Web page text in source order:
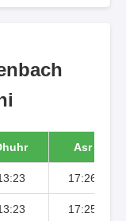
Asr
17:26
17:25